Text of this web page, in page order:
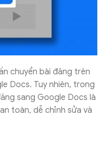
chuyển bài đăng trên
Docs. Tuy nhiên, trong
sang Google Docs là
toàn, dễ chỉnh sửa và